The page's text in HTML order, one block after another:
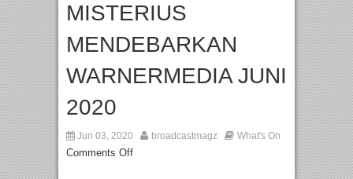
MISTERIUS
MENDEBARKAN
WARNERMEDIA JUNI
2020
Jun 03, 2020 broadcastmagz What's On
Comments Off